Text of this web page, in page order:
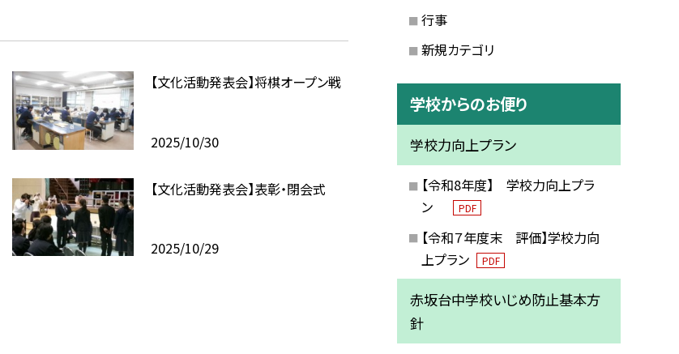
【文化活動発表会】将棋オープン戦
2025/10/30
【文化活動発表会】表彰・閉会式
2025/10/29
行事
新規カテゴリ
学校からのお便り
学校力向上プラン
【令和8年度】 学校力向上プラ
ン
PDF
【令和７年度末 評価】学校力向
上プラン
PDF
赤坂台中学校いじめ防止基本方
針